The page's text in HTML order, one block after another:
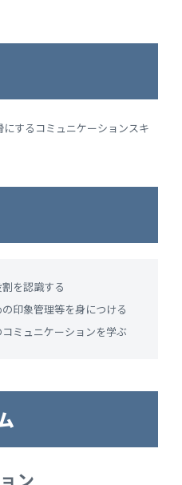
するコミュニケーションスキ
を認識する
印象管理等を身につける
ミュニケーションを学ぶ
ン